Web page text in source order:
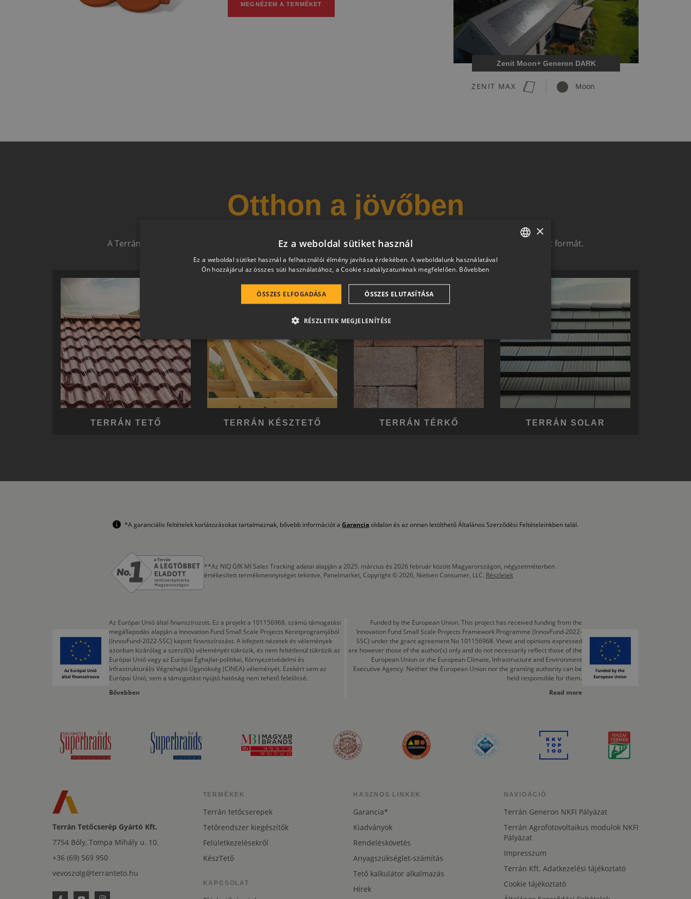
MEGNÉZEM A TERMÉKET
Zenit Moon+ Generon DARK
ZENIT MAX Moon
Otthon a jövőben
Biztonságot nyújtó, és magas esztétikai értéket képviselő, egymással szinergiát alkotó megoldások.
A Terrán ernyőmárkának köszönhetően a harmonikus otthon átfogó, egymásra épülő rendszerelemek révén ölthet formát.
TERRÁN TETŐ TERRÁN KÉSZTETŐ TERRÁN TÉRKŐ TERRÁN SOLAR
*A garanciális feltételek korlátozásokat tartalmaznak, bővebb információt a Garanciaoldalon és az onnan letölthető Általános Szerződési Feltételeinkben talál.
**Az NIQ GfK MI Sales Tracking adatai alapján a 2025. március és 2026 február között Magyarországon, négyzetméterben
értékesített termékmennyiséget tekintve, Panelmarket, Copyright © 2026, Nielsen Consumer, LLC. Részletek
Az Európai Unió által finanszírozott. Ez a projekt a 101156968. számú támogatási
megállapodás alapján a Innovation Fund Small Scale Projects Keretprogramjából
(InnovFund-2022-SSC) kapott finanszírozást. A kifejtett nézetek és vélemények
azonban kizárólag a szerző(k) véleményét tükrözik, és nem feltétlenül tükrözik az
Európai Unió vagy az Európai Éghajlat-politikai, Környezetvédelmi és
Infrastrukturális Végrehajtó Ügynökség (CINEA) véleményét. Ezekért sem az
Európai Unió, sem a támogatást nyújtó hatóság nem tehető felelőssé.
Bővebben
Funded by the European Union. This project has received funding from the
Innovation Fund Small Scale Projects Framework Programme (InnovFund-2022-
SSC) under the grant agreement No 101156968. Views and opinions expressed
are however those of the author(s) only and do not necessarily reflect those of the
European Union or the European Climate, Infrastructure and Environment
Executive Agency. Neither the European Union nor the granting authority can be
held responsible for them.
Read more
Terrán Tetőcserép Gyártó Kft.
7754 Bóly, Tompa Mihály u. 10.
+36 (69) 569 950
vevoszolg@terranteto.hu
TERMÉKEK
Terrán tetőcserepek
Tetőrendszer kiegészítők
Felületkezelésekről
KészTető
KAPCSOLAT
HASZNOS LINKEK
Garancia*
Kiadványok
Rendeléskövetés
Anyagszükséglet-számítás
Tető kalkulátor alkalmazás
Hírek
NAVIGÁCIÓ
Terrán Generon NKFI Pályázat
Terrán Agrofotovoltaikus modulok NKFI
Pályázat
Impresszum
Terrán Kft. Adatkezelési tájékoztató
Cookie tájékoztató
CROATIAN
SR
RO-HU
ENGLISH
×
Ez a weboldal sütiket használ
Ez a weboldal sütiket használ a felhasználói élmény javítása érdekében. A weboldalunk használatával
Ön hozzájárul az összes süti használatához, a Cookie szabályzatunknak megfelelően. Bővebben
ÖSSZES ELFOGADÁSA ÖSSZES ELUTASÍTÁSA
RÉSZLETEK MEGJELENÍTÉSE